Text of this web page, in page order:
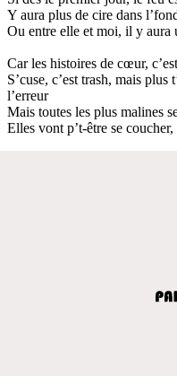
Y aura plus de cire dans
Ou entre elle et moi, il y aura
Car les histoires de cœur,
S’cuse, c’est trash, mais plus
l’erreur
Mais toutes les plus malines
Elles vont p’t-être se